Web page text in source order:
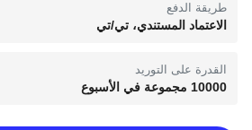
طريقة الدفع
الاعتماد المستندي، تي/تي
القدرة على التوريد
10000 مجموعة في الأسبوع